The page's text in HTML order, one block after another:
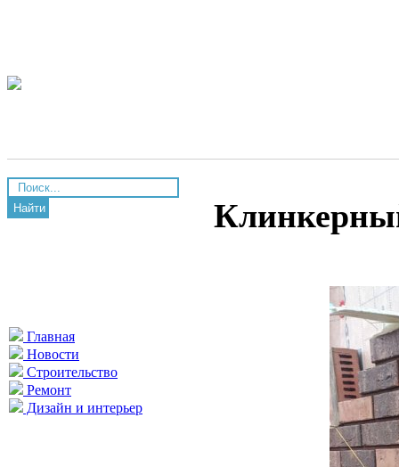
Найти
Главная
Новости
Строительство
Ремонт
Дизайн и интерьер